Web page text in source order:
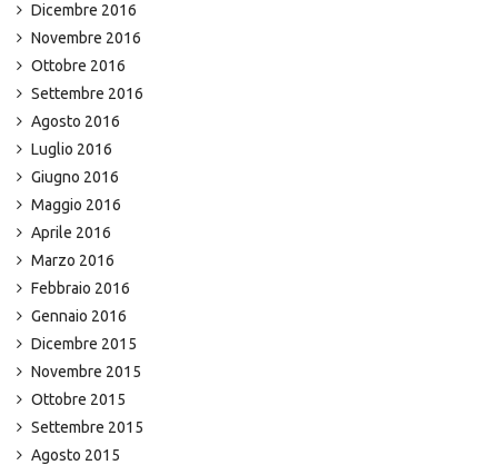
Dicembre 2016
Novembre 2016
Ottobre 2016
Settembre 2016
Agosto 2016
Luglio 2016
Giugno 2016
Maggio 2016
Aprile 2016
Marzo 2016
Febbraio 2016
Gennaio 2016
Dicembre 2015
Novembre 2015
Ottobre 2015
Settembre 2015
Agosto 2015